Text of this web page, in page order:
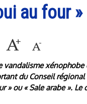
au four »
du Conseil régional
» ou « Sale arabe ».